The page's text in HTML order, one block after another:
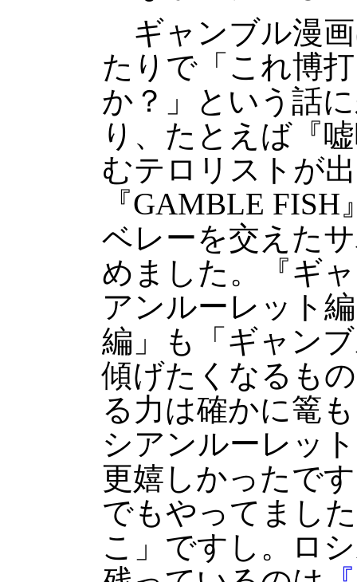
ギャンブル漫
たりで「これ博
か？」という話
り、たとえば『
むテロリストが
『GAMBLE
ベレーを交えた
めました。『ギ
アンルーレット
編」も「ギャン
傾げたくなるも
る力は確かに篭
シアンルーレッ
更嬉しかったで
でもやってまし
こ」ですし。ロ